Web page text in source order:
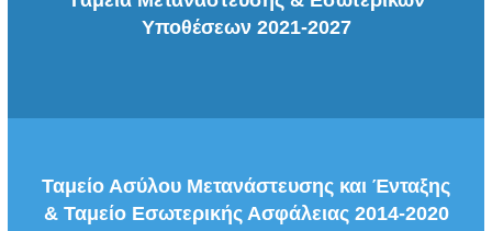
Υποθέσεων 2021-2027
Ταμείο Ασύλου Μετανάστευσης και Ένταξης
& Ταμείο Εσωτερικής Ασφάλειας 2014-2020